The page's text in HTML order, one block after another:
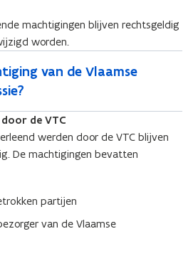
machtigingen blijven rechtsgeldig
worden.
van de Vlaamse
de VTC
werden door de VTC blijven
De machtigingen bevatten
partijen
van de Vlaamse